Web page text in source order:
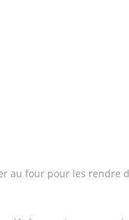
au four pour les rendre